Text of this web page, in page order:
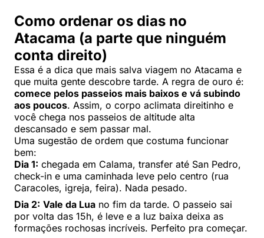
Como ordenar os dias no
Atacama (a parte que ninguém
conta direito)
Essa é a dica que mais salva viagem no Atacama e
que muita gente descobre tarde. A regra de ouro é:
comece pelos passeios mais baixos e vá subindo
aos poucos. Assim, o corpo aclimata direitinho e
você chega nos passeios de altitude alta
descansado e sem passar mal.
Uma sugestão de ordem que costuma funcionar
bem:
Dia 1: chegada em Calama, transfer até San Pedro,
check-in e uma caminhada leve pelo centro (rua
Caracoles, igreja, feira). Nada pesado.
Dia 2: Vale da Lua no fim da tarde. O passeio sai
por volta das 15h, é leve e a luz baixa deixa as
formações rochosas incríveis. Perfeito pra começar.